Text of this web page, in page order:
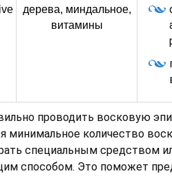
дерева, миндальное,
витамины
проводить восковую
минимальное количество
специальным средством
способом. Это поможет